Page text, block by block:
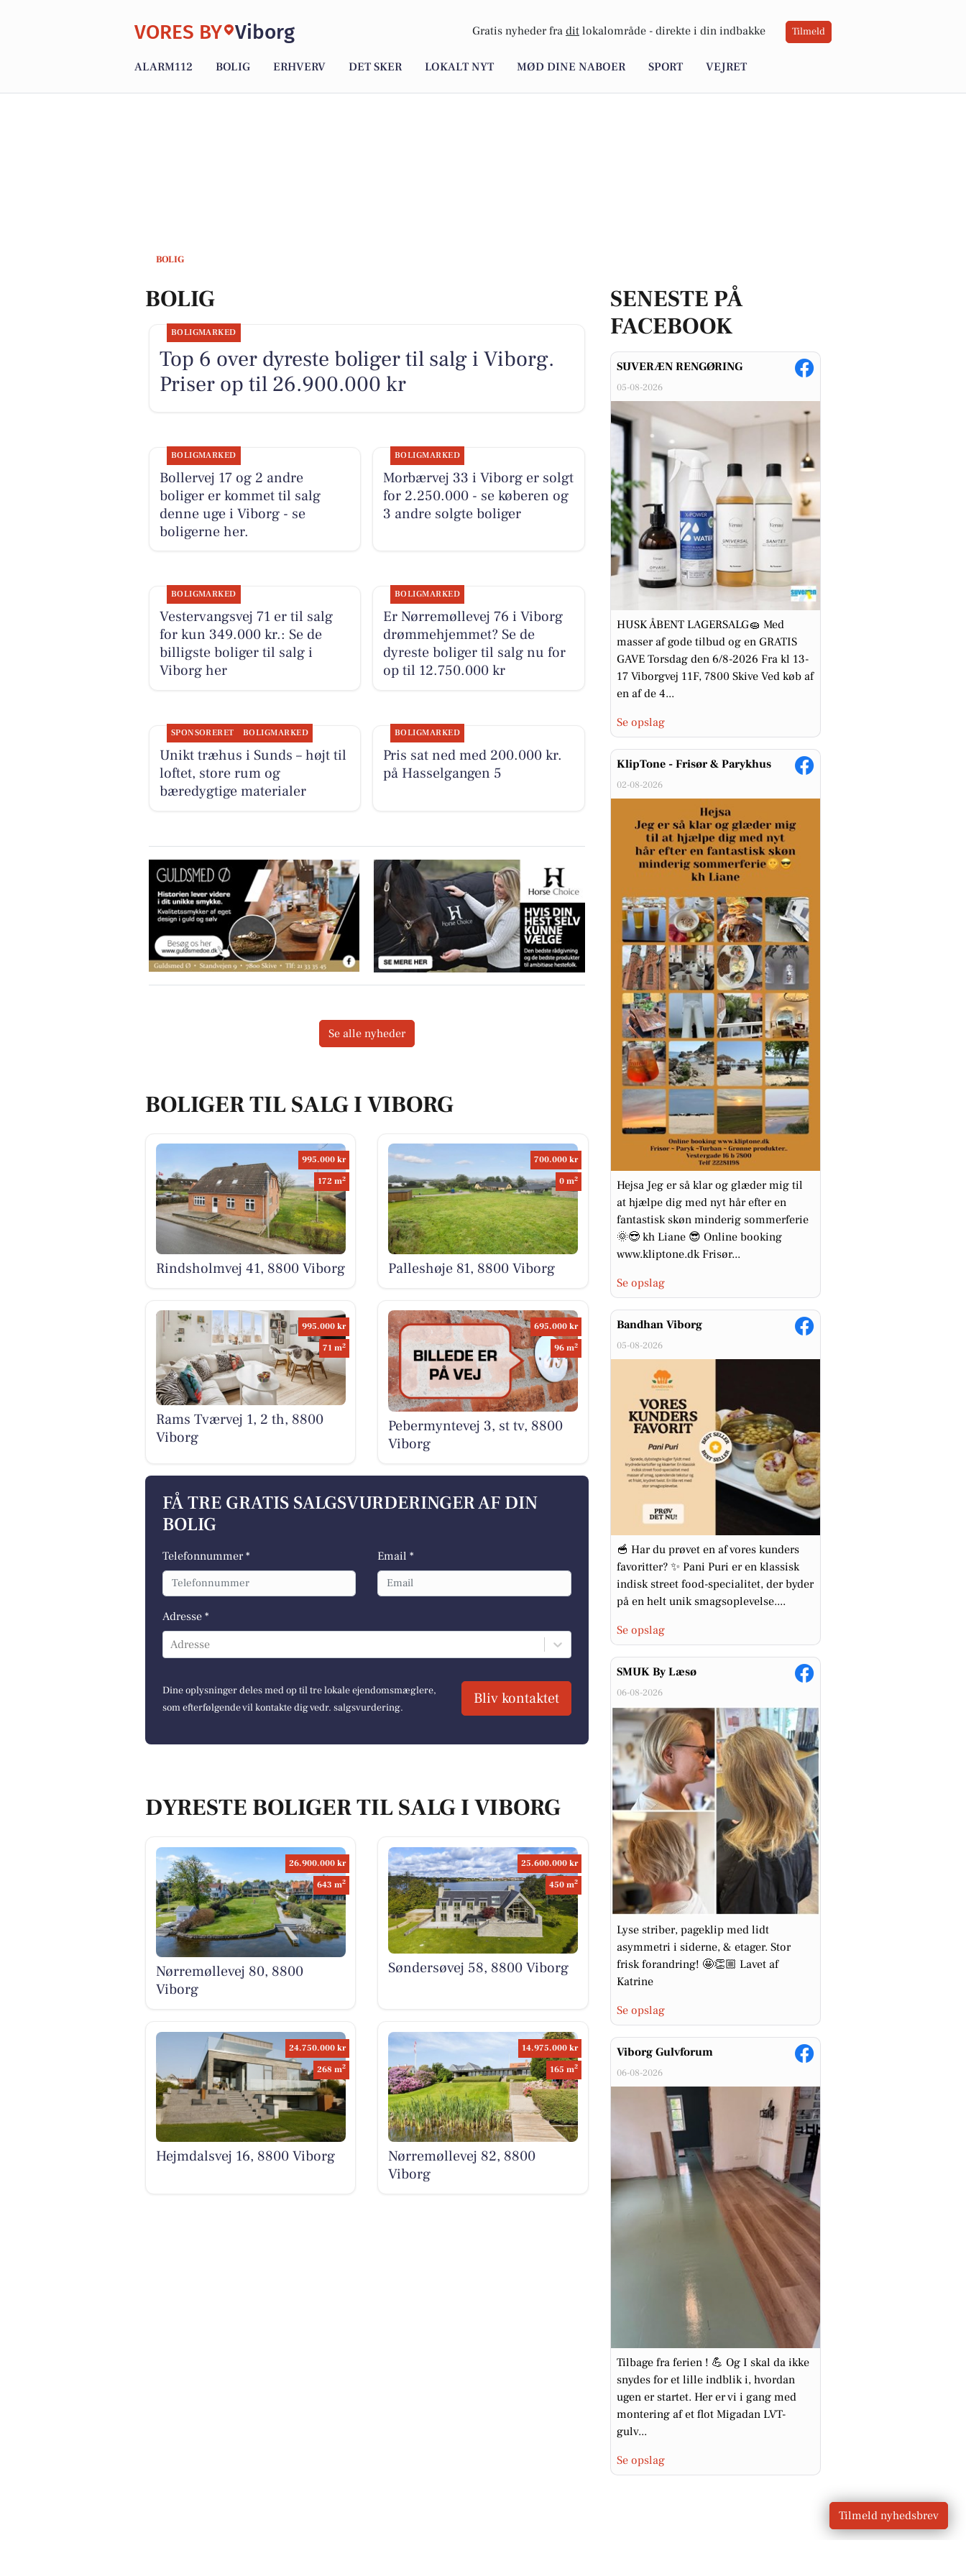
VORES BY Viborg Gratis nyheder fra dit lokalområde - direkte i din indbakke Tilmeld
ALARM112 BOLIG ERHVERV DET SKER LOKALT NYT MØD DINE NABOER SPORT VEJRET
BOLIG
SENESTE PÅ
FACEBOOK
SUVERÆN RENGØRING
05-08-2026
HUSK ÅBENT LAGERSALG🧽 Med
masser af gode tilbud og en GRATIS
GAVE Torsdag den 6/8-2026 Fra kl 13-
17 Viborgvej 11F, 7800 Skive Ved køb af
en af de 4...
Se opslag
KlipTone - Frisør & Parykhus
02-08-2026
Hejsa Jeg er så klar og glæder mig til
at hjælpe dig med nyt hår efter en
fantastisk skøn minderig sommerferie
🌞😎 kh Liane 😎 Online booking
www.kliptone.dk Frisør...
Se opslag
Bandhan Viborg
05-08-2026
🥣 Har du prøvet en af vores kunders
favoritter? ✨ Pani Puri er en klassisk
indisk street food-specialitet, der byder
på en helt unik smagsoplevelse....
Se opslag
SMUK By Læsø
06-08-2026
Lyse striber, pageklip med lidt
asymmetri i siderne, & etager. Stor
frisk forandring! 🤩👏🏼 Lavet af
Katrine
Se opslag
Viborg Gulvforum
06-08-2026
Tilbage fra ferien ! 💪 Og I skal da ikke
snydes for et lille indblik i, hvordan
ugen er startet. Her er vi i gang med
montering af et flot Migadan LVT-
gulv...
Se opslag
BOLIG
BOLIGMARKED
Top 6 over dyreste boliger til salg i Viborg.
Priser op til 26.900.000 kr
BOLIGMARKED
Bollervej 17 og 2 andre
boliger er kommet til salg
denne uge i Viborg - se
boligerne her.
BOLIGMARKED
Morbærvej 33 i Viborg er solgt
for 2.250.000 - se køberen og
3 andre solgte boliger
BOLIGMARKED
Vestervangsvej 71 er til salg
for kun 349.000 kr.: Se de
billigste boliger til salg i
Viborg her
BOLIGMARKED
Er Nørremøllevej 76 i Viborg
drømmehjemmet? Se de
dyreste boliger til salg nu for
op til 12.750.000 kr
SPONSORERET BOLIGMARKED
Unikt træhus i Sunds – højt til
loftet, store rum og
bæredygtige materialer
BOLIGMARKED
Pris sat ned med 200.000 kr.
på Hasselgangen 5
Se alle nyheder
BOLIGER TIL SALG I VIBORG
995.000 kr
172 m2
Rindsholmvej 41, 8800 Viborg
700.000 kr
0 m2
Palleshøje 81, 8800 Viborg
995.000 kr
71 m2
Rams Tværvej 1, 2 th, 8800
Viborg
695.000 kr
96 m2
Pebermyntevej 3, st tv, 8800
Viborg
FÅ TRE GRATIS SALGSVURDERINGER AF DIN
BOLIG
Telefonnummer * Email *
Adresse *
Adresse
Dine oplysninger deles med op til tre lokale ejendomsmæglere,
som efterfølgende vil kontakte dig vedr. salgsvurdering.
Bliv kontaktet
DYRESTE BOLIGER TIL SALG I VIBORG
26.900.000 kr
643 m2
Nørremøllevej 80, 8800
Viborg
25.600.000 kr
450 m2
Søndersøvej 58, 8800 Viborg
24.750.000 kr
268 m2
Hejmdalsvej 16, 8800 Viborg
14.975.000 kr
165 m2
Nørremøllevej 82, 8800
Viborg
Tilmeld nyhedsbrev